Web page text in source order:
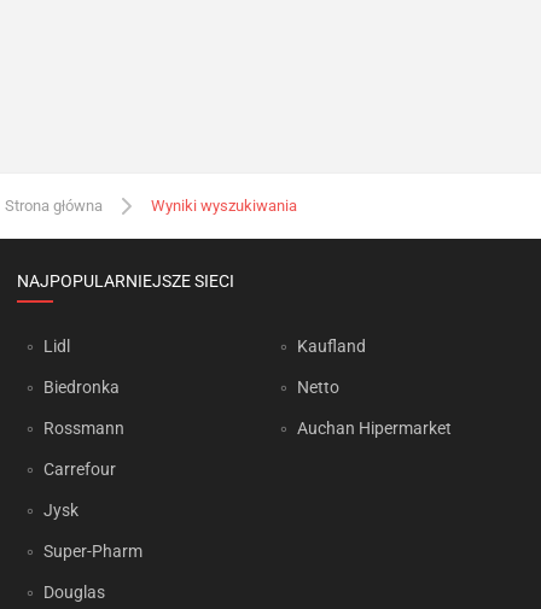
Strona główna Wyniki wyszukiwania
NAJPOPULARNIEJSZE SIECI
Lidl
Biedronka
Rossmann
Carrefour
Jysk
Super-Pharm
Douglas
Kaufland
Netto
Auchan Hipermarket